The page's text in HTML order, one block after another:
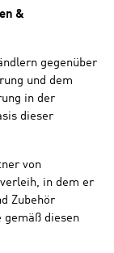
&
gegenüber
und dem
in der
dieser
von
in dem er
Zubehör
gemäß diesen